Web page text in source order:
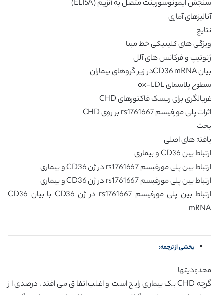
سنجش ایمونوسوربنت متصل به آنزیم (ELISA)
آنالیزهای آماری
نتایج
ویژگی های کلینیکی خط مبنا
ژنوتیپ و فرکانس های آلل
بیان CD36 mRNAدر زیر گروهای بیماران
سطوح پلاسمای ox-LDL
غربالگری برای ریسک فاکتورهای CHD
اثرات پلی مورفیسم rs1761667 بر روی CHD
بحث
یافته های اصلی
ارتباط بین CD36 و بیماری
ارتباط بین پلی مورفیسم rs1761667 در ژن CD36 و بیماری
ارتباط بین پلی مورفیسم rs1761667 در ژن CD36 و بیماری
ارتباط بین پلی مورفیسم rs1761667 در ژن CD36 با بیان CD36
mRNA
بخشی از ترجمه:
محدودیتها
گرچه CHD یک بیماری رایج است و اغلب اتفاق می افتد، درصدی از